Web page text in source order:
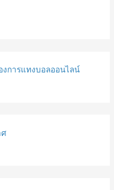
งการแทงบอลออนไลน์